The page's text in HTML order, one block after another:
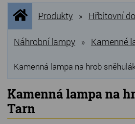
NOVINKY
NEJPRODÁVANĚJŠÍ
VÝPRODEJ
Produkty
Grilovací, pečící kameny
Lávové grilovací kameny
Úvodní
stránka
Produkty » Hřbitovní
Náhrobní lampy » Kamenné
Kamenná lampa na hrob
Kamenná lampa na
Tarn